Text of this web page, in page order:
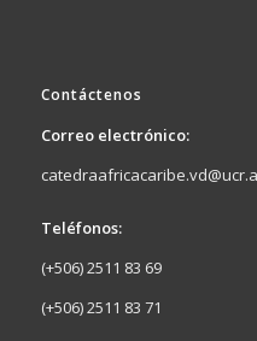
Contáctenos
Correo electrónico:
Teléfonos:
(+506) 2511 83 69
(+506) 2511 83 71